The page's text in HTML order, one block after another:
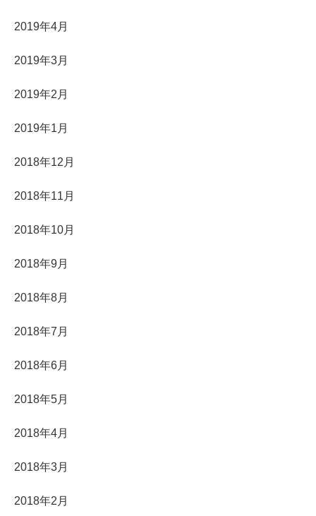
2019年4月
2019年3月
2019年2月
2019年1月
2018年12月
2018年11月
2018年10月
2018年9月
2018年8月
2018年7月
2018年6月
2018年5月
2018年4月
2018年3月
2018年2月